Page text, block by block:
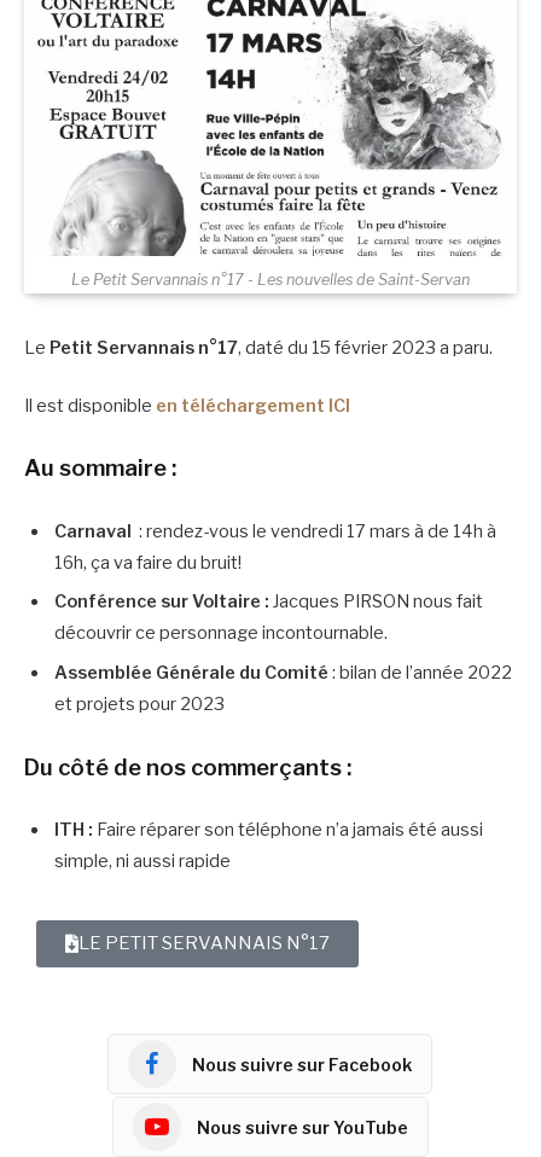
Le Petit Servannais n°17 - Les nouvelles de Saint-Servan
Le Petit Servannais n°17, daté du 15 février 2023 a paru.
Il est disponible en téléchargement ICI
Au sommaire :
Carnaval : rendez-vous le vendredi 17 mars à de 14h à
16h, ça va faire du bruit!
Conférence sur Voltaire : Jacques PIRSON nous fait
découvrir ce personnage incontournable.
Assemblée Générale du Comité : bilan de l’année 2022
et projets pour 2023
Du côté de nos commerçants :
ITH : Faire réparer son téléphone n’a jamais été aussi
simple, ni aussi rapide
LE PETIT SERVANNAIS N°17
Nous suivre sur Facebook
Nous suivre sur YouTube